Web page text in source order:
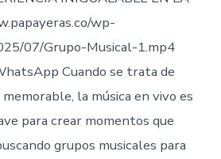
wp-
07/Grupo-Musical-1.mp4
Cuando se trata de
la música en vivo es
para crear momentos que
grupos musicales para